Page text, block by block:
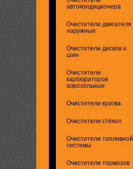
автокондиционера
Очистители двигателя
наружные
Очистители дисков и
шин
Очистители
карбюраторов
аэрозольные
Очистители кузова
Очистители стёкол
Очистители топливной
системы
Очистители тормозов